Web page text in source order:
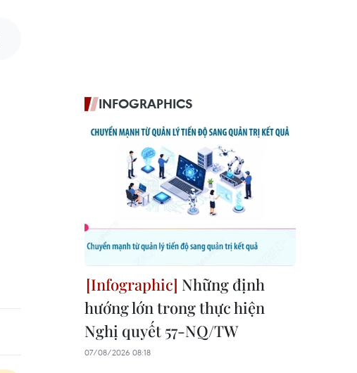
INFOGRAPHICS
Những định
hướng lớn trong thực hiện
Nghị quyết 57-NQ/TW
07/08/2026 08:18